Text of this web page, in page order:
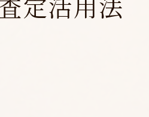
定活用法